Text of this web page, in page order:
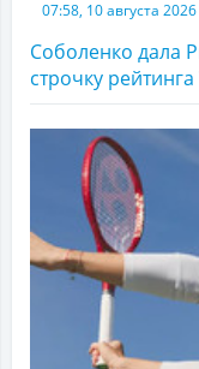
07:58, 10 августа 2026
Соболенко дала
строчку рейтинга